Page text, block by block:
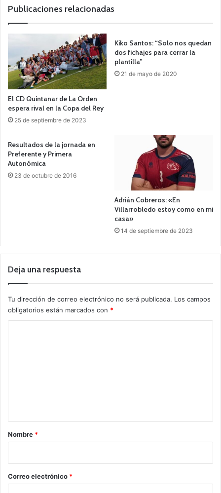
Publicaciones relacionadas
El CD Quintanar de La Orden
espera rival en la Copa del Rey
25 de septiembre de 2023
Kiko Santos: “Solo nos quedan
dos fichajes para cerrar la
plantilla”
21 de mayo de 2020
Resultados de la jornada en
Preferente y Primera
Autonómica
23 de octubre de 2016
Adrián Cobreros: «En
Villarrobledo estoy como en mi
casa»
14 de septiembre de 2023
Deja una respuesta
Tu dirección de correo electrónico no será publicada. Los campos
obligatorios están marcados con *
r
*
Nombre *
Correo electrónico *